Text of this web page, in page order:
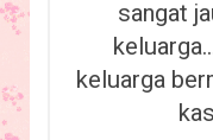
sangat
keluarga